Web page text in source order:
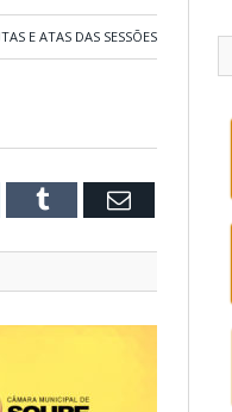
E ATAS DAS SESSÕES
Tumblr Email